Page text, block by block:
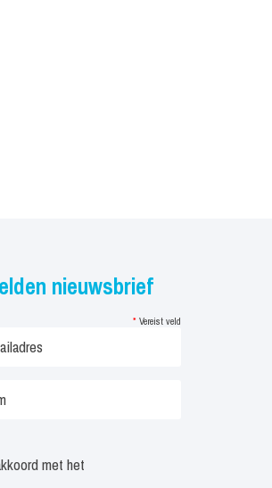
nieuwsbrief
* Vereist veld
met het